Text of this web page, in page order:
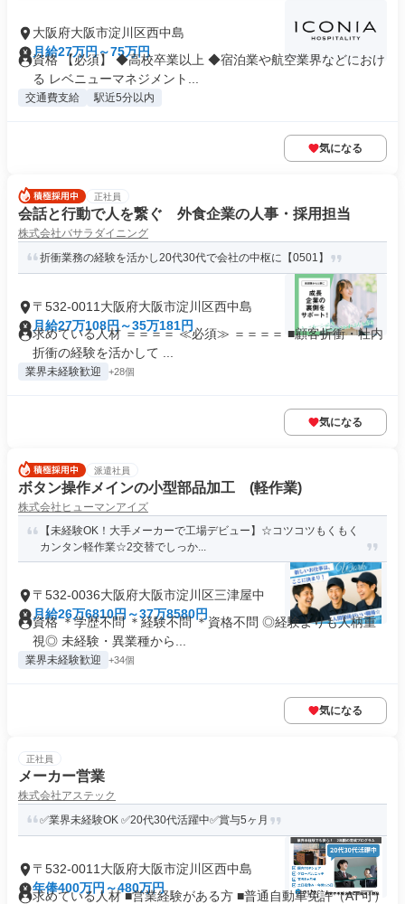
大阪府大阪市淀川区西中島
月給27万円～75万円
資格 【必須】 ◆高校卒業以上 ◆宿泊業や航空業界などにおけ
る レベニューマネジメント...
交通費支給 駅近5分以内
気になる
正社員
会話と行動で人を繋ぐ 外食企業の人事・採用担当
株式会社バサラダイニング
折衝業務の経験を活かし20代30代で会社の中枢に【0501】
〒532-0011大阪府大阪市淀川区西中島
月給27万108円～35万181円
求めている人材 ＝＝＝＝ ≪必須≫ ＝＝＝＝ ■顧客折衝・社内
折衝の経験を活かして ...
業界未経験歓迎 +28個
気になる
派遣社員
ボタン操作メインの小型部品加工 (軽作業)
株式会社ヒューマンアイズ
【未経験OK！大手メーカーで工場デビュー】☆コツコツもくもく
カンタン軽作業☆2交替でしっか...
〒532-0036大阪府大阪市淀川区三津屋中
月給26万6810円～37万8580円
資格 ＊学歴不問 ＊経験不問 ＊資格不問 ◎経験よりも人柄重
視◎ 未経験・異業種から...
業界未経験歓迎 +34個
気になる
正社員
メーカー営業
株式会社アステック
✅業界未経験OK ✅20代30代活躍中✅賞与5ヶ月
〒532-0011大阪府大阪市淀川区西中島
年俸400万円～480万円
求めている人材 ■営業経験がある方 ■普通自動車免許（AT可）